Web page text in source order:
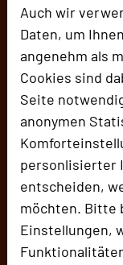
Auch wir
Daten, um
angenehm als
Cookies sind
Seite
anonymen
personlisierter
entscheiden,
möchten. Bitte
Einstellungen,